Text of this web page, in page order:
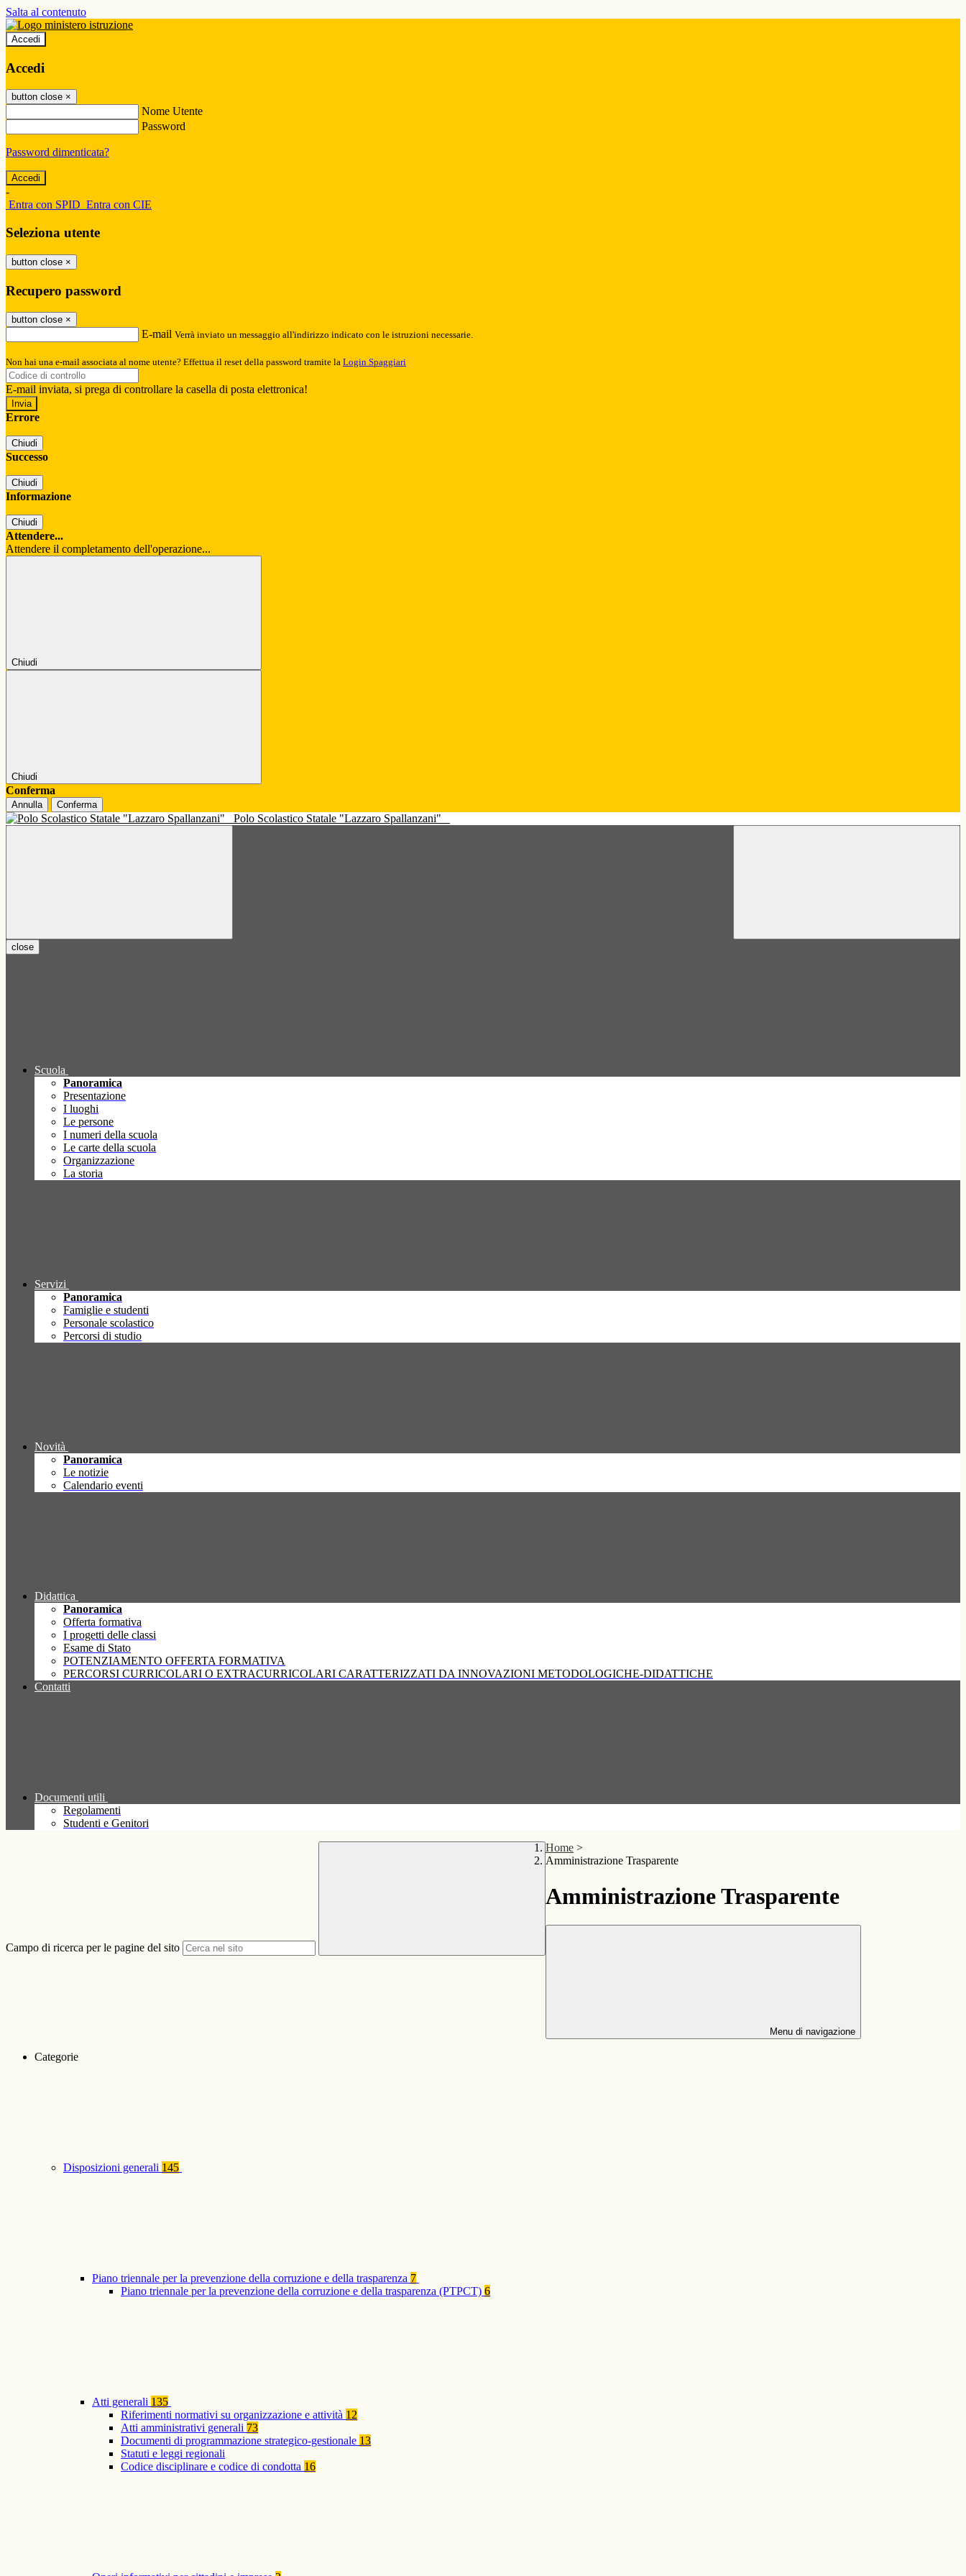
Salta al contenuto
Accedi
Accedi
button close ×
Nome Utente
Password
Password dimenticata?
-
Entra con SPID Entra con CIE
Seleziona utente
button close ×
Recupero password
button close ×
E-mail Verrà inviato un messaggio all'indirizzo indicato con le istruzioni necessarie.
Non hai una e-mail associata al nome utente? Effettua il reset della password tramite la Login Spaggiari
E-mail inviata, si prega di controllare la casella di posta elettronica!
Errore
Chiudi
Successo
Chiudi
Informazione
Chiudi
Attendere...
Attendere il completamento dell'operazione...
Chiudi
Chiudi
Conferma
Annulla Conferma
Polo Scolastico Statale "Lazzaro Spallanzani"
close
Scuola
Panoramica
Presentazione
I luoghi
Le persone
I numeri della scuola
Le carte della scuola
Organizzazione
La storia
Servizi
Panoramica
Famiglie e studenti
Personale scolastico
Percorsi di studio
Novità
Panoramica
Le notizie
Calendario eventi
Didattica
Panoramica
Offerta formativa
I progetti delle classi
Esame di Stato
POTENZIAMENTO OFFERTA FORMATIVA
PERCORSI CURRICOLARI O EXTRACURRICOLARI CARATTERIZZATI DA INNOVAZIONI METODOLOGICHE-DIDATTICHE
Contatti
Documenti utili
Regolamenti
Studenti e Genitori
Campo di ricerca per le pagine del sito
Home >
Amministrazione Trasparente
Amministrazione Trasparente
Menu di navigazione
Categorie
Disposizioni generali 145
Piano triennale per la prevenzione della corruzione e della trasparenza 7
Piano triennale per la prevenzione della corruzione e della trasparenza (PTPCT) 6
Atti generali 135
Riferimenti normativi su organizzazione e attività 12
Atti amministrativi generali 73
Documenti di programmazione strategico-gestionale 13
Statuti e leggi regionali
Codice disciplinare e codice di condotta 16